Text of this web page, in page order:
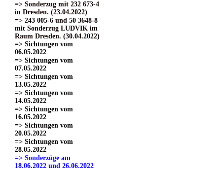
=> Sonderzug mit 232 673-4
in Dresden. (23.04.2022)
=> 243 005-6 und 50 3648-8
mit Sonderzug LUDVIK im
Raum Dresden. (30.04.2022)
=> Sichtungen vom
06.05.2022
=> Sichtungen vom
07.05.2022
=> Sichtungen vom
13.05.2022
=> Sichtungen vom
14.05.2022
=> Sichtungen vom
16.05.2022
=> Sichtungen vom
20.05.2022
=> Sichtungen vom
28.05.2022
=> Sonderzüge am
18.06.2022 und 26.06.2022